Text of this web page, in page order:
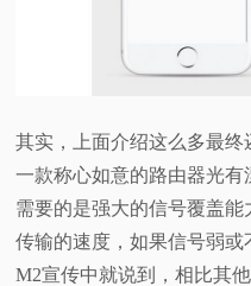
其实，上面介绍这么多最终
一款称心如意的路由器光
需要的是强大的信号覆盖
传输的速度，如果信号弱
M2宣传中就说到，相比其